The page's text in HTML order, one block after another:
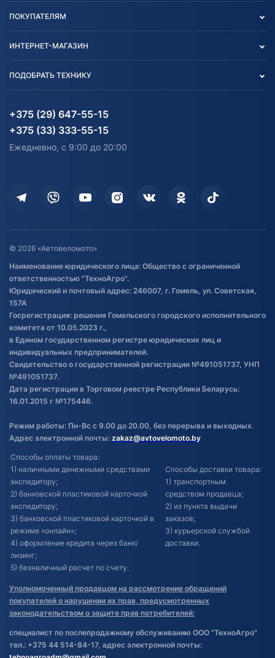
Блог
Карта сайта
ПОКУПАТЕЛЯМ
Согласие на обработку
Информация до получения
согласия на обработку
Доставка
Дополнительные услуги
Оставить отзыв
Договор публичной оферты
Обработка файлов cookie
Постановка транспорта на учет
Обновления в ЭПТС 2024
ИНТЕРНЕТ-МАГАЗИН
Агротехника
Водный транспорт
Электротранспорт
Здоровье
ПОДОБРАТЬ ТЕХНИКУ
Агротехника
Электротранспорт
+375 (29) 647-55-15
+375 (33) 333-55-15
Ежедневно, с 9:00 до 20:00
© 2026 «Автовеломото»
Наименование юридического лица: Общество с ограниченной
ответственностью "ТехноАгро".
Юридический и почтовый адрес: 246007, г. Гомель, ул. Советская,
157А
Госрегистрация: решения Гомельского городского исполнительного
комитета от 10.05.2023 г.,
в Едином государственном регистре юридических лиц и
индивидуальных предпринимателей.
Свидетельство о государственной регистрации №491051737, УНП
№491051737.
Дата регистрации в Торговом реестре Республики Беларусь:
16.01.2015 г №175446.
Режим работы: Пн-Вс с 9.00 до 20.00, без перерыва и выходных.
Адрес электронной почты: zakaz@avtovelomoto.by
Способы оплаты товара:
1) наличными денежными средствами
экспедитору;
2) банковской пластиковой карточкой
экспедитору;
3) банковской пластиковой карточкой в
режиме «онлайн»;
4) оформление кредита через банк/
лизинг;
5) безналичный расчет по счету.
Способы доставки товара:
1) транспортным
средством продавца;
2) из пункта выдачи
заказов;
3) курьерской службой
доставки.
Уполномоченный продавцом на рассмотрение обращений
покупателей о нарушении их прав, предусмотренных
законодательством о защите прав потребителей:
специалист по послепродажному обслуживанию ООО "ТехноАгро"
тел.: +375 44 514-84-17, адрес электронной почты: